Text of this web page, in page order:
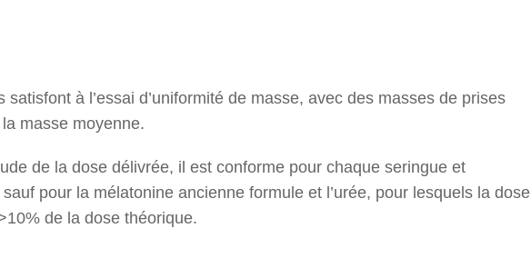
à l’essai d’uniformité de masse, avec des masses de prises
masse moyenne.
de la dose délivrée, il est conforme pour chaque seringue et
pour la mélatonine ancienne formule et l’urée, pour lesquels la dose
de la dose théorique.